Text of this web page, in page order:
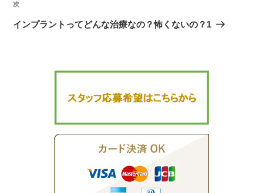
ー
投
稿
次
の
次
インプラントってどんな治療なの？怖くないの？1